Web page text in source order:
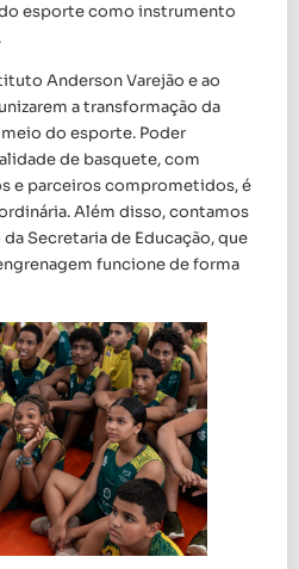
esporte como instrumento
Anderson Varejão e ao
a transformação da
do esporte. Poder
de basquete, com
e parceiros comprometidos, é
Além disso, contamos
Secretaria de Educação, que
funcione de forma